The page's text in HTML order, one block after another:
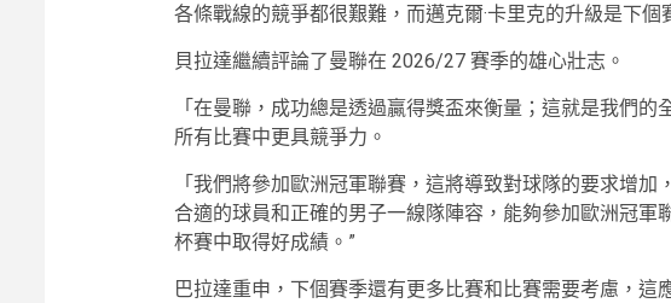
各條戰線的競爭都很艱難，而邁克爾·卡里克的升級是下個
貝拉達繼續評論了曼聯在 2026/27 賽季的雄心壯志。
「在曼聯，成功總是透過贏得獎盃來衡量；這就是我們
所有比賽中更具競爭力。
「我們將參加歐洲冠軍聯賽，這將導致對球隊的要求增加
合適的球員和正確的男子一線隊陣容，能夠參加歐洲冠軍
杯賽中取得好成績。”
巴拉達重申，下個賽季還有更多比賽和比賽需要考慮，這